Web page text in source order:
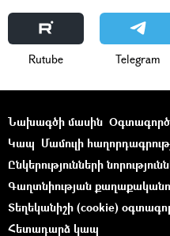
Rutube Telegram
Նախագծի մասին
Կապ Մամուլի
Ընկերությունների
Գաղտնիության
Տեղեկանիշի (cookie)
Հետադարձ կապ